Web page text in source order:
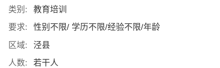
类别:
教育培训
要求:
性别不限/ 学历不限/经验不限/年龄
区域:
泾县
人数:
若干人